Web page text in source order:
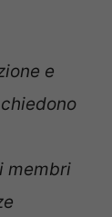
e
membri